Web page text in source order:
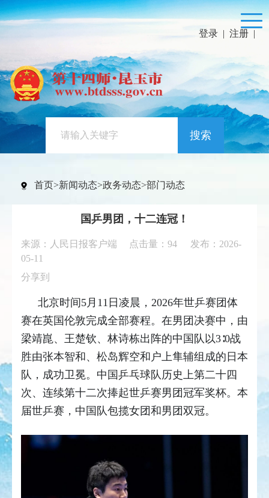
登录 | 注册 |
搜索
首页>新闻动态>政务动态>部门动态
国乒男团，十二连冠！
来源：人民日报客户端 点击量： 94
发布：2026-
05-11
分享到
北京时间5月11日凌晨，2026年世乒赛团体
赛在英国伦敦完成全部赛程。在男团决赛中，由
梁靖崑、王楚钦、林诗栋出阵的中国队以3∶0战
胜由张本智和、松岛辉空和户上隼辅组成的日本
队，成功卫冕。中国乒乓球队历史上第二十四
次、连续第十二次捧起世乒赛男团冠军奖杯。本
届世乒赛，中国队包揽女团和男团双冠。